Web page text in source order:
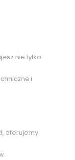
nie tylko
i
oferujemy